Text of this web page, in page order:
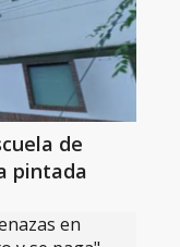
de
pintada